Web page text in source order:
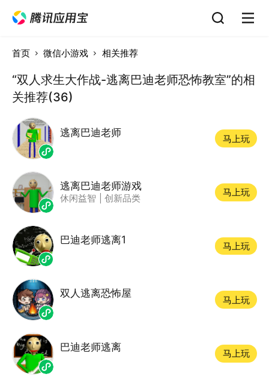
首页 微信小游戏 相关推荐
“双人求生大作战-逃离巴迪老师恐怖教室”的相
关推荐(36)
逃离巴迪老师
马上玩
逃离巴迪老师游戏
休闲益智 创新品类
马上玩
巴迪老师逃离1
马上玩
双人逃离恐怖屋
马上玩
巴迪老师逃离
马上玩